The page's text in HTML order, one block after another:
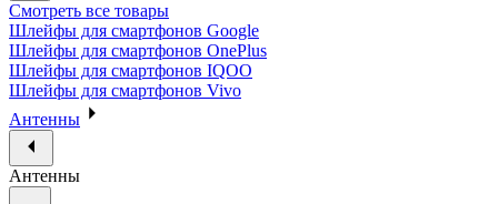
Смотреть все товары
Шлейфы для смартфонов Google
Шлейфы для смартфонов OnePlus
Шлейфы для смартфонов IQOO
Шлейфы для смартфонов Vivo
Антенны
Антенны